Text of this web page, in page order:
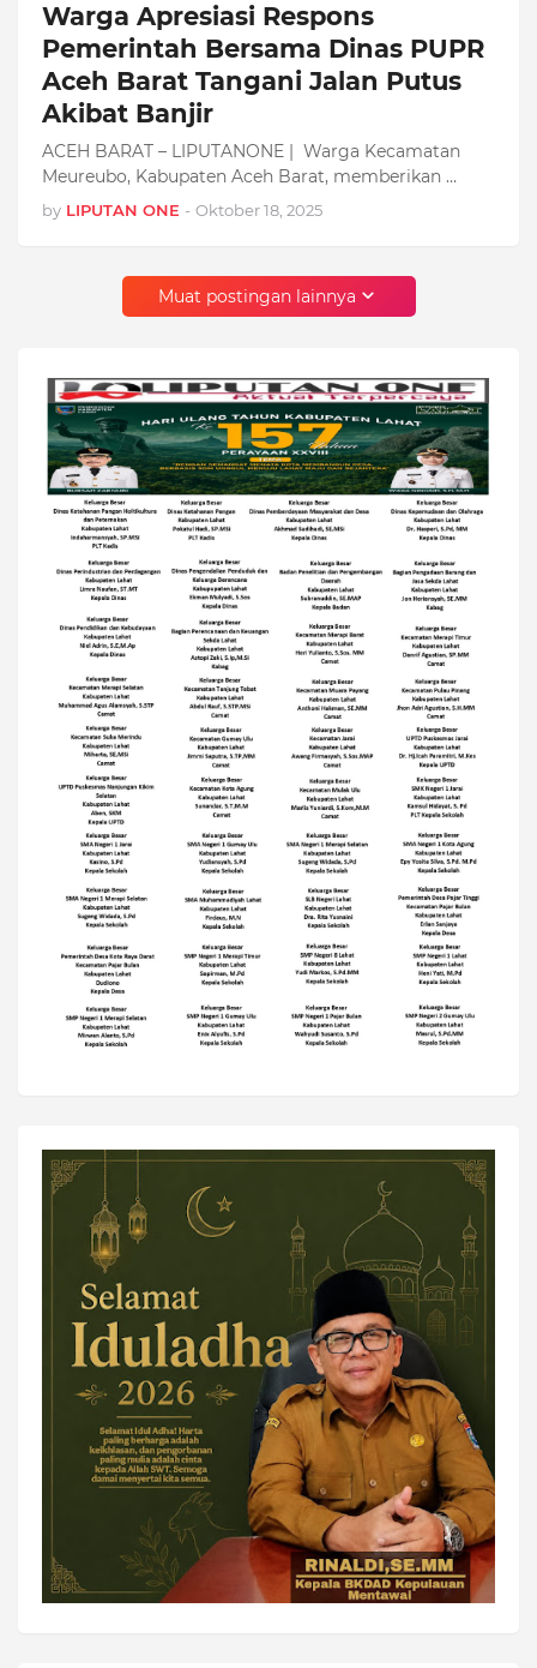
Warga Apresiasi Respons
Pemerintah Bersama Dinas PUPR
Aceh Barat Tangani Jalan Putus
Akibat Banjir
ACEH BARAT – LIPUTANONE | Warga Kecamatan
Meureubo, Kabupaten Aceh Barat, memberikan …
by LIPUTAN ONE - Oktober 18, 2025
Muat postingan lainnya